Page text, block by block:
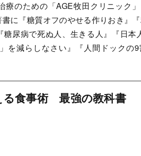
のための「AGE牧田クリニック
に『糖質オフのやせる作りおき』
尿病で死ぬ人、生きる人』『日本
を減らしなさい』『人間ドックの
る食事術 最強の教科書